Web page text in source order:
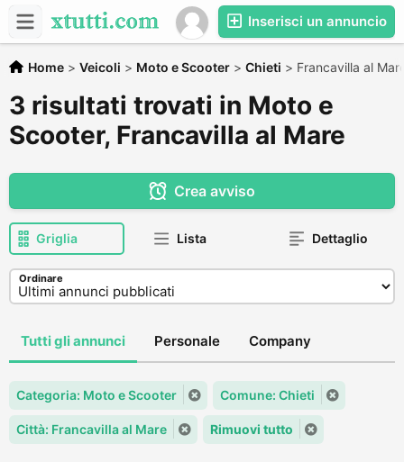
Inserisci un annuncio
Home > Veicoli > Moto e Scooter > Chieti > Francavilla al
3 risultati trovati in Moto e
Scooter, Francavilla al Mare
Crea avviso
Griglia Lista Dettaglio
Ordinare
Tutti gli annunci Personale Company
Categoria: Moto e Scooter Comune: Chieti
Città: Francavilla al Mare Rimuovi tutto